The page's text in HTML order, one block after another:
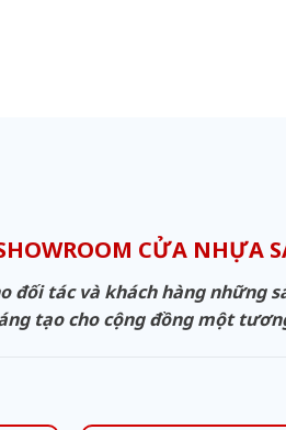
CỬA NHỰA
đối tác và khách hàng những
tạo cho cộng đồng một